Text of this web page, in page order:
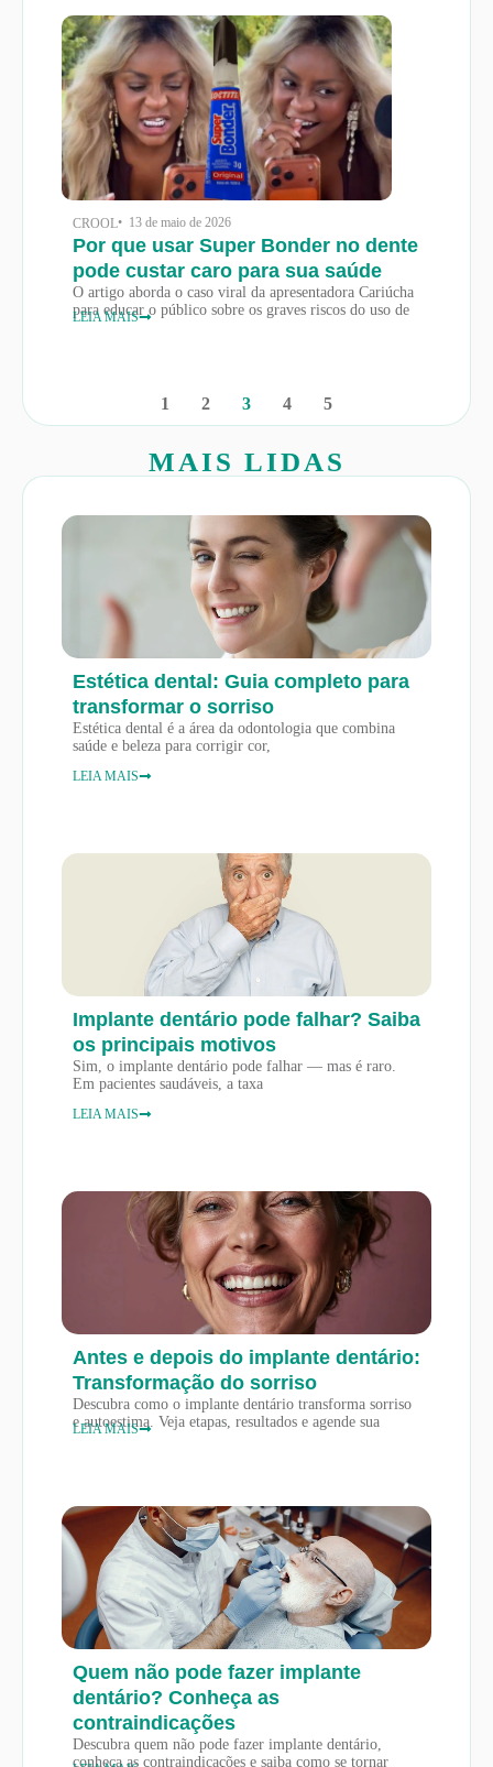
CROOL• 13 de maio de 2026
Por que usar Super Bonder no dente
pode custar caro para sua saúde
O artigo aborda o caso viral da apresentadora Cariúcha
para educar o público sobre os graves riscos do uso de
LEIA MAIS
1 2 3 4 5
MAIS LIDAS
Estética dental: Guia completo para
transformar o sorriso
Estética dental é a área da odontologia que combina
saúde e beleza para corrigir cor,
LEIA MAIS
Implante dentário pode falhar? Saiba
os principais motivos
Sim, o implante dentário pode falhar — mas é raro.
Em pacientes saudáveis, a taxa
LEIA MAIS
Antes e depois do implante dentário:
Transformação do sorriso
Descubra como o implante dentário transforma sorriso
e autoestima. Veja etapas, resultados e agende sua
LEIA MAIS
Quem não pode fazer implante
dentário? Conheça as
contraindicações
Descubra quem não pode fazer implante dentário,
conheça as contraindicações e saiba como se tornar